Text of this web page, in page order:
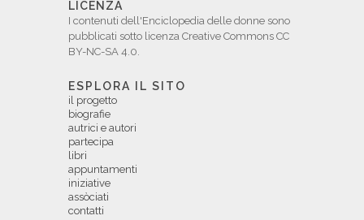
LICENZA
I contenuti dell'Enciclopedia delle donne sono
pubblicati sotto licenza Creative Commons CC
BY-NC-SA 4.0.
ESPLORA IL SITO
il progetto
biografie
autrici e autori
partecipa
libri
appuntamenti
iniziative
assòciati
contatti